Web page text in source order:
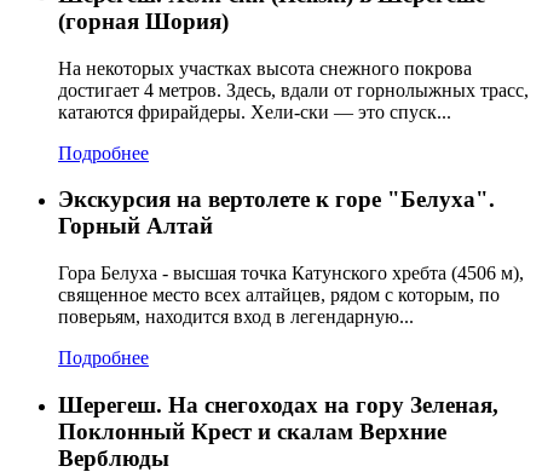
(горная Шория)
На некоторых участках высота снежного покрова
достигает 4 метров. Здесь, вдали от горнолыжных трасс,
катаются фрирайдеры. Хели-ски — это спуск...
Подробнее
Экскурсия на вертолете к горе "Белуха".
Горный Алтай
Гора Белуха - высшая точка Катунского хребта (4506 м),
священное место всех алтайцев, рядом с которым, по
поверьям, находится вход в легендарную...
Подробнее
Шерегеш. На снегоходах на гору Зеленая,
Поклонный Крест и скалам Верхние
Верблюды